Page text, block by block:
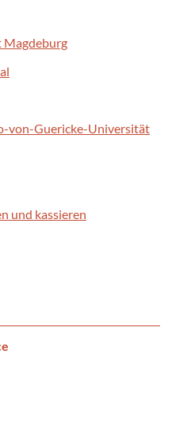
von-Guericke-Universität
und kassieren